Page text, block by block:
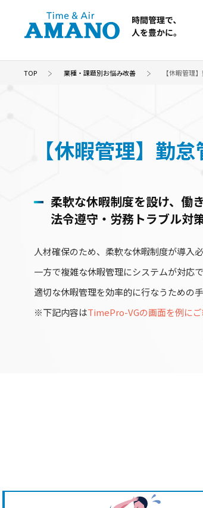
TOP 業種・課題別お悩み改善 【休暇管理
【休暇管理】勤
柔軟な休暇制度を設け、 働
法令遵守・労務トラブル対
人材確保のため、柔軟な休暇制度が導入
一方で複雑な休暇管理にシステムが対応
適切な休暇管理を効率的に行なうための
※下記内容はTimePro-VGの画面を例に